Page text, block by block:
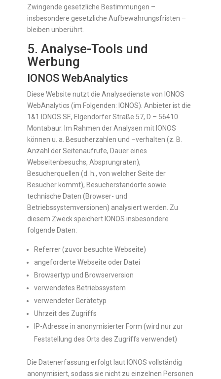
Zwingende gesetzliche Bestimmungen –
insbesondere gesetzliche Aufbewahrungsfristen –
bleiben unberührt.
5. Analyse-Tools und
Werbung
IONOS WebAnalytics
Diese Website nutzt die Analysedienste von IONOS
WebAnalytics (im Folgenden: IONOS). Anbieter ist die
1&1 IONOS SE, Elgendorfer Straße 57, D – 56410
Montabaur. Im Rahmen der Analysen mit IONOS
können u. a. Besucherzahlen und –verhalten (z. B.
Anzahl der Seitenaufrufe, Dauer eines
Webseitenbesuchs, Absprungraten),
Besucherquellen (d. h., von welcher Seite der
Besucher kommt), Besucherstandorte sowie
technische Daten (Browser- und
Betriebssystemversionen) analysiert werden. Zu
diesem Zweck speichert IONOS insbesondere
folgende Daten:
Referrer (zuvor besuchte Webseite)
angeforderte Webseite oder Datei
Browsertyp und Browserversion
verwendetes Betriebssystem
verwendeter Gerätetyp
Uhrzeit des Zugriffs
IP-Adresse in anonymisierter Form (wird nur zur
Feststellung des Orts des Zugriffs verwendet)
Die Datenerfassung erfolgt laut IONOS vollständig
anonymisiert, sodass sie nicht zu einzelnen Personen